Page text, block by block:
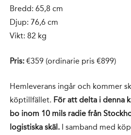
Bredd: 65,8 cm
Djup: 76,6 cm
Vikt: 82 kg
Pris: €359 (ordinarie pris €899)
Hemleverans ingår och kommer
köptillfället. För att delta i denna
bo inom 10 mils radie från
logistiska skäl. I samband med